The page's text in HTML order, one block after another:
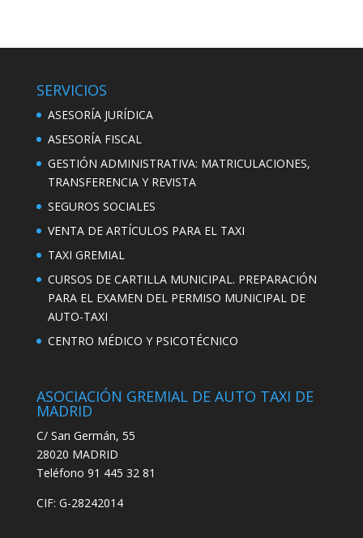
SERVICIOS
ASESORÍA JURÍDICA
ASESORÍA FISCAL
GESTIÓN ADMINISTRATIVA: MATRICULACIONES,
TRANSFERENCIA Y REVISTA
SEGUROS SOCIALES
VENTA DE ARTÍCULOS PARA EL TAXI
TAXI GREMIAL
CURSOS DE CARTILLA MUNICIPAL. PREPARACIÓN
PARA EL EXAMEN DEL PERMISO MUNICIPAL DE
AUTO-TAXI
CENTRO MÉDICO Y PSICOTÉCNICO
ASOCIACIÓN GREMIAL DE AUTO TAXI DE
MADRID
C/ San Germán, 55
28020 MADRID
Teléfono 91 445 32 81
CIF: G-28242014